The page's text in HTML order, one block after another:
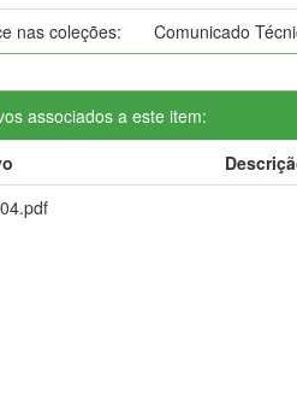
nas coleções: Comunicado
associados a este item: